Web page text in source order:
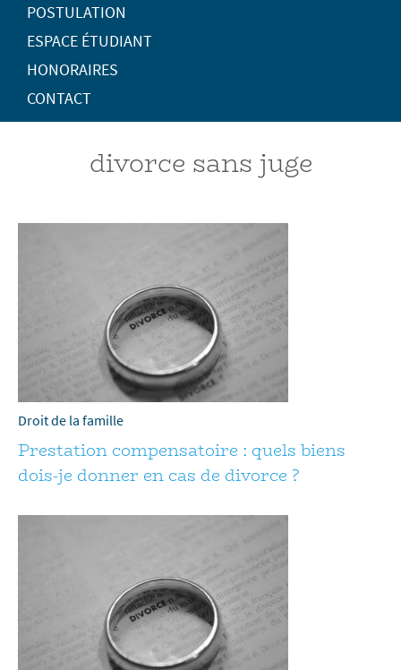
POSTULATION
ESPACE ÉTUDIANT
HONORAIRES
CONTACT
divorce sans juge
Droit de la famille
Prestation compensatoire : quels biens
dois-je donner en cas de divorce ?